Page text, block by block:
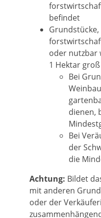
befindet
oder nutzbar
1 Hektar
Bei
dienen,
Bei
der
die
Achtung: Bildet
mit anderen
oder der